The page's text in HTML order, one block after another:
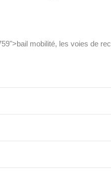
mobilité, les voies de